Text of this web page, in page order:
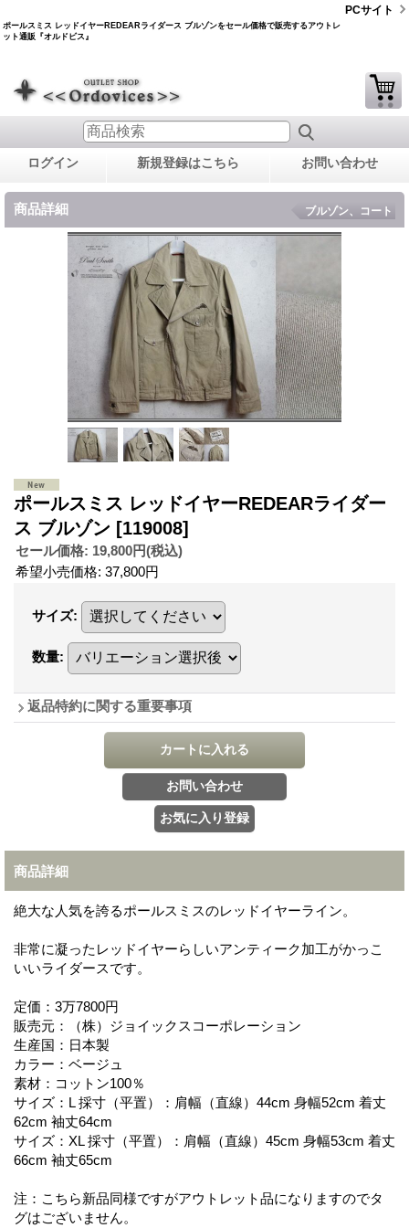
ポールスミス レッドイヤーREDEARライダース ブルゾンをセール価格で販売するアウトレ
ット通販『オルドビス』
PCサイト
ログイン 新規登録はこちら お問い合わせ
商品詳細 ブルゾン、コート
ポールスミス レッドイヤーREDEARライダー
ス ブルゾン [119008]
セール価格: 19,800円(税込)
希望小売価格: 37,800円
サイズ:
数量:
返品特約に関する重要事項
商品詳細
絶大な人気を誇るポールスミスのレッドイヤーライン。
非常に凝ったレッドイヤーらしいアンティーク加工がかっこ
いいライダースです。
定価：3万7800円
販売元：（株）ジョイックスコーポレーション
生産国：日本製
カラー：ベージュ
素材：コットン100％
サイズ：L 採寸（平置）：肩幅（直線）44cm 身幅52cm 着丈
62cm 袖丈64cm
サイズ：XL 採寸（平置）：肩幅（直線）45cm 身幅53cm 着丈
66cm 袖丈65cm
注：こちら新品同様ですがアウトレット品になりますのでタ
グはございません。